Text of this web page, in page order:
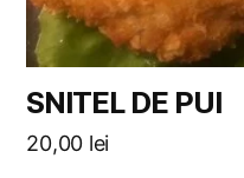
SNITEL DE PUI
20,00 lei